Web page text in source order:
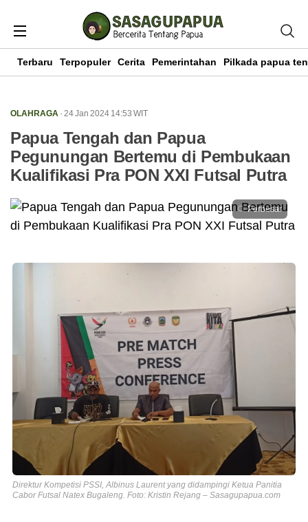
Terbaru Terpopuler Cerita Pemerintahan Pilkada papua
OLAHRAGA · 24 Jan 2024 14:53 WIT
Papua Tengah dan Papua
Pegunungan Bertemu di Pembukaan
Kualifikasi Pra PON XXI Futsal Putra
Perbesar
Direktur Kompetisi PSSI, Albinus Laurent yang didampingi Ketua Panitia
Cabor Futsal Natex Bugaleng. Foto: Kristin Rejang – Sasagupapua.com